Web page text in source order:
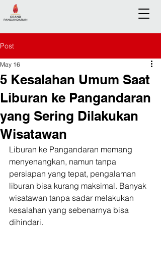
Post
5 Kesalahan Umum Saat
Liburan ke Pangandaran
yang Sering Dilakukan
Wisatawan
May 16
Liburan ke Pangandaran memang
menyenangkan, namun tanpa
persiapan yang tepat, pengalaman
liburan bisa kurang maksimal. Banyak
wisatawan tanpa sadar melakukan
kesalahan yang sebenarnya bisa
dihindari.